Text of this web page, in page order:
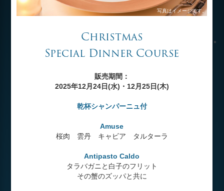
写真はイメージです。
Christmas
Special Dinner Course
販売期間：
2025年12月24日(水)・12月25日(木)
乾杯シャンパーニュ付
Amuse
桜肉 雲丹 キャビア タルターラ
Antipasto Caldo
タラバガニと白子のフリット
その蟹のズッパと共に